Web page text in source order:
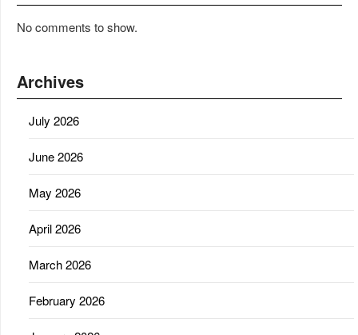
No comments to show.
Archives
July 2026
June 2026
May 2026
April 2026
March 2026
February 2026